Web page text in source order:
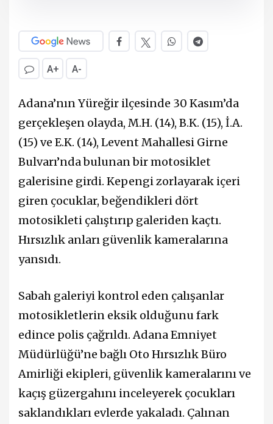
A+ A-
Adana’nın Yüreğir ilçesinde 30 Kasım’da
gerçekleşen olayda, M.H. (14), B.K. (15), İ.A.
(15) ve E.K. (14), Levent Mahallesi Girne
Bulvarı’nda bulunan bir motosiklet
galerisine girdi. Kepengi zorlayarak içeri
giren çocuklar, beğendikleri dört
motosikleti çalıştırıp galeriden kaçtı.
Hırsızlık anları güvenlik kameralarına
yansıdı.
Sabah galeriyi kontrol eden çalışanlar
motosikletlerin eksik olduğunu fark
edince polis çağrıldı. Adana Emniyet
Müdürlüğü’ne bağlı Oto Hırsızlık Büro
Amirliği ekipleri, güvenlik kameralarını ve
kaçış güzergahını inceleyerek çocukları
saklandıkları evlerde yakaladı. Çalınan